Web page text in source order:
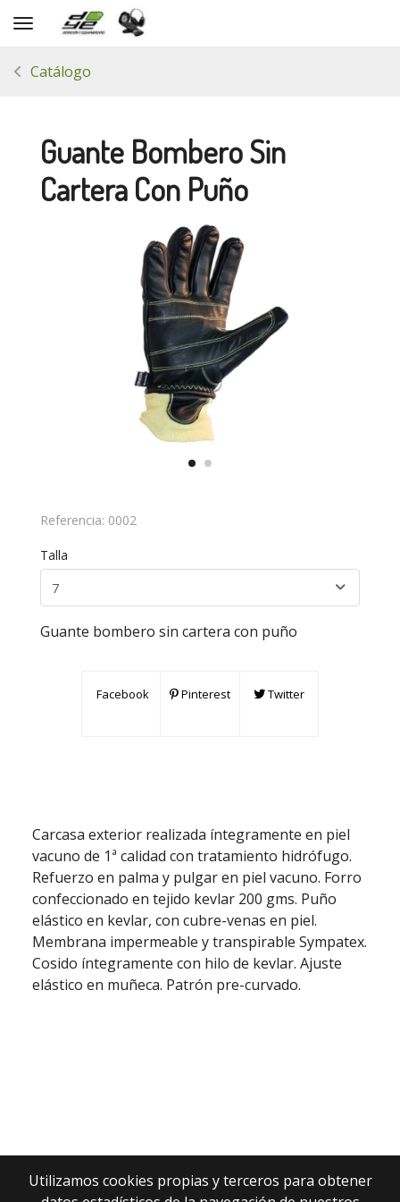
Toggle navigation
Catálogo
Guante Bombero Sin
Cartera Con Puño
Referencia: 0002
Talla
Guante bombero sin cartera con puño
Facebook Pinterest Twitter
Carcasa exterior realizada íntegramente en piel
vacuno de 1ª calidad con tratamiento hidrófugo.
Refuerzo en palma y pulgar en piel vacuno. Forro
confeccionado en tejido kevlar 200 gms. Puño
elástico en kevlar, con cubre-venas en piel.
Membrana impermeable y transpirable Sympatex.
Cosido íntegramente con hilo de kevlar. Ajuste
elástico en muñeca. Patrón pre-curvado.
Utilizamos cookies propias y terceros para obtener